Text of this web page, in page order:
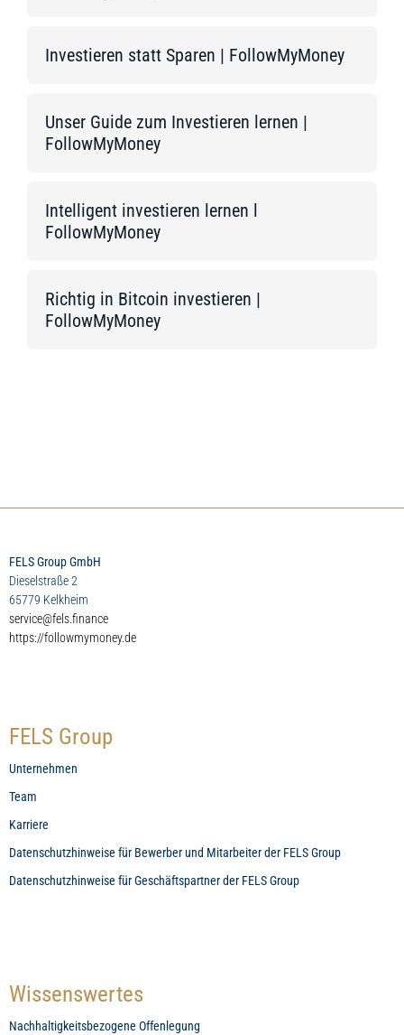
Investieren statt Sparen | FollowMyMoney
Unser Guide zum Investieren lernen |
FollowMyMoney
Intelligent investieren lernen l
FollowMyMoney
Richtig in Bitcoin investieren |
FollowMyMoney
FELS Group GmbH
Dieselstraße 2
65779 Kelkheim
service@fels.finance
https://followmymoney.de
FELS Group
Unternehmen
Team
Karriere
Datenschutzhinweise für Bewerber und Mitarbeiter der FELS Group
Datenschutzhinweise für Geschäftspartner der FELS Group
Wissenswertes
Nachhaltigkeitsbezogene Offenlegung